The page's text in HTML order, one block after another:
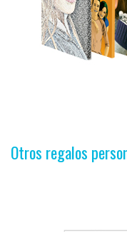
Otros regalos